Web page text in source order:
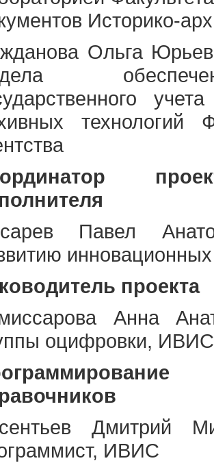
Историко-
Ольга
технологий
Павел
проекта
Анна
оцифровки, ИВИС
Дмитрий
ИВИС